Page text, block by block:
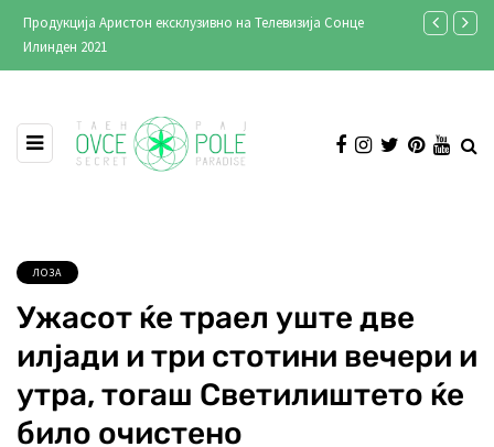
Продукција Аристон ексклузивно на Телевизија Сонце
Илинден 2021
Стари
ЛОЗА
Ужасот ќе траел уште две
илјади и три стотини вечери и
утра, тогаш Светилиштето ќе
било очистено